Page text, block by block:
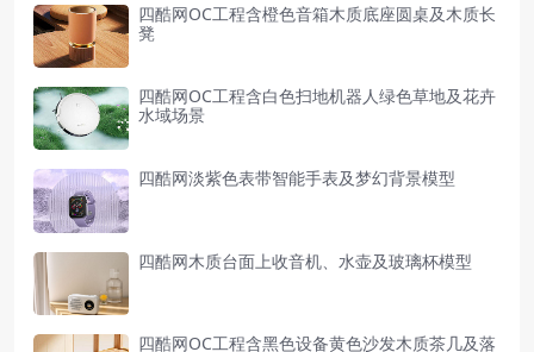
四酷网OC工程含橙色音箱木质底座圆桌及木质长
凳
四酷网OC工程含白色扫地机器人绿色草地及花卉
水域场景
四酷网淡紫色表带智能手表及梦幻背景模型
四酷网木质台面上收音机、水壶及玻璃杯模型
四酷网OC工程含黑色设备黄色沙发木质茶几及落